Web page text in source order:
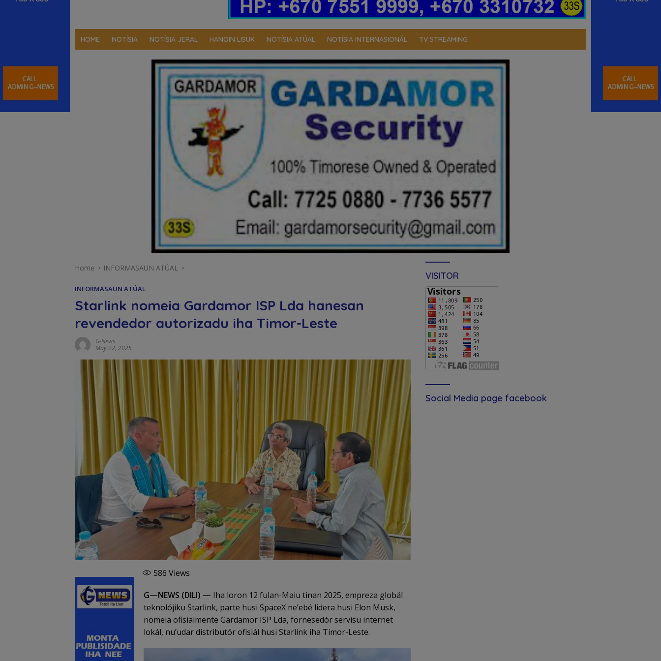
HOME NOTÍSIA NOTÍSIA JERAL HANOIN LISUK NOTÍSIA ATÚAL NOTÍSIA INTERNASIONÁL TV STREAMING
Home INFORMASAUN ATÚAL
INFORMASAUN ATÚAL
Starlink nomeia Gardamor ISP Lda hanesan
revendedor autorizadu iha Timor-Leste
G-News
May 22, 2025
586 Views
G—NEWS (DILI) — Iha loron 12 fulan-Maiu tinan 2025, empreza globál
teknolójiku Starlink, parte husi SpaceX ne’ebé lidera husi Elon Musk,
nomeia ofisialmente Gardamor ISP Lda, fornesedór servisu internet
lokál, nu’udar distributór ofisiál husi Starlink iha Timor-Leste.
VISITOR
Social Media page facebook